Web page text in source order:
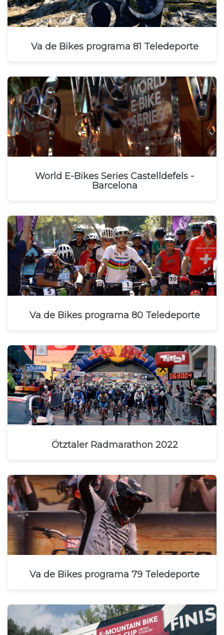
Va de Bikes programa 81 Teledeporte
World E-Bikes Series Castelldefels -
Barcelona
Va de Bikes programa 80 Teledeporte
Ötztaler Radmarathon 2022
Va de Bikes programa 79 Teledeporte